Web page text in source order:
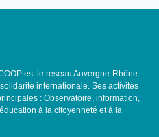
est le réseau Auvergne-Rhône-
internationale. Ses activités
: Observatoire, information,
à la citoyenneté et à la